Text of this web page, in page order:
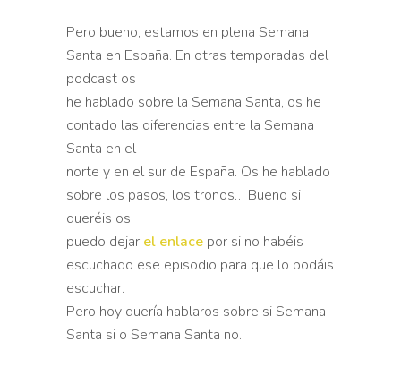
Pero bueno, estamos en plena Semana
Santa en España. En otras temporadas del
podcast os
he hablado sobre la Semana Santa, os he
contado las diferencias entre la Semana
Santa en el
norte y en el sur de España. Os he hablado
sobre los pasos, los tronos… Bueno si
queréis os
puedo dejar el enlace por si no habéis
escuchado ese episodio para que lo podáis
escuchar.
Pero hoy quería hablaros sobre si Semana
Santa si o Semana Santa no.